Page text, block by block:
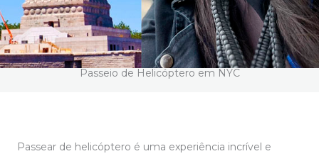
Passeio de Helicóptero em NYC
Passear de helicóptero é uma experiência incrível e